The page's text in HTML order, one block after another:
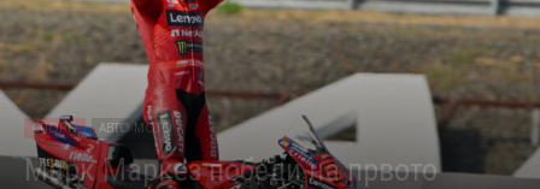
СПОРТ+ АВТО-МОТО
Марк Маркез победи на првото